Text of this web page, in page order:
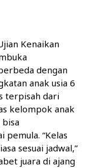
Kenaikan
dengan
anak usia 6
terpisah dari
kelompok anak
pemula. “Kelas
sesuai jadwal,”
juara di ajang